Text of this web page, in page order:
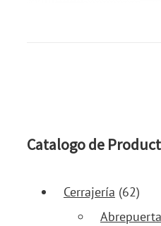
Catalogo de
Cerrajería (62)